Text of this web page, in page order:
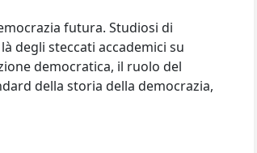
futura. Studiosi di
degli steccati accademici su
democratica, il ruolo del
della storia della democrazia,